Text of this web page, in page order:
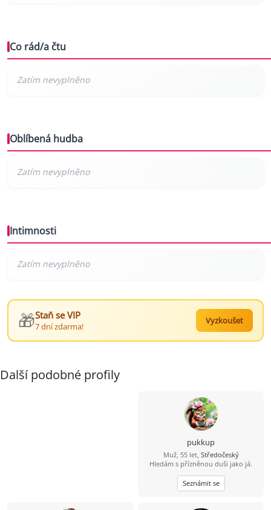
Co rád/a čtu
Oblíbená hudba
Intimnosti
🎁Staň se VIP
7 dní zdarma!
Vyzkoušet
Další podobné profily
pukkup
Muž, 55 let, Středočeský
Hledám s přízněnou duši jako já.
Seznámit se